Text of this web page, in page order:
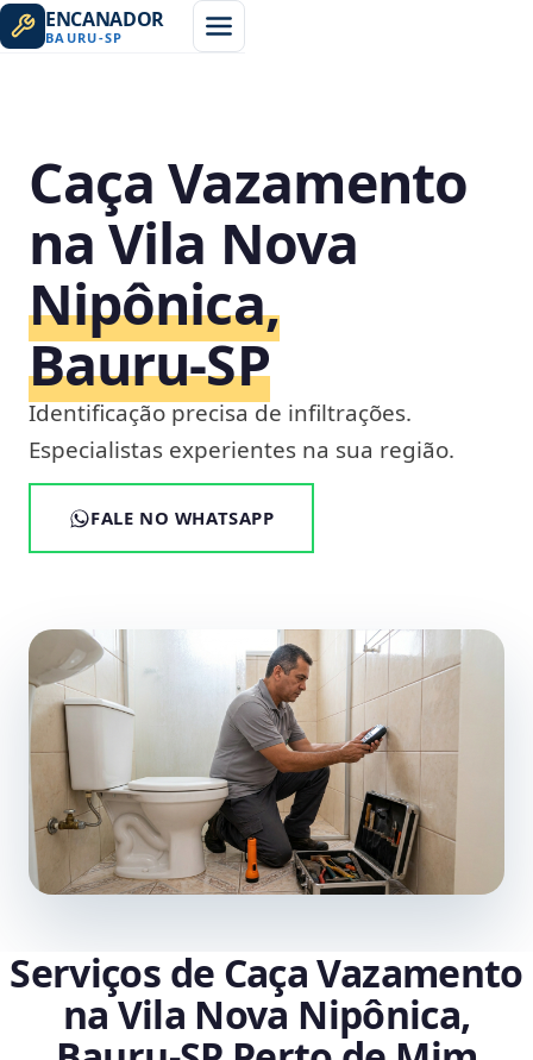
ENCANADOR
BAURU-SP
Caça Vazamento
na Vila Nova
Nipônica,
Bauru‑SP
Identificação precisa de infiltrações.
Especialistas experientes na sua região.
FALE NO WHATSAPP
Serviços de Caça Vazamento
na Vila Nova Nipônica,